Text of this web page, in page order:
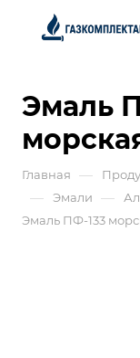
Эмаль
Главная —
— Эмали —
Эмаль ПФ-133